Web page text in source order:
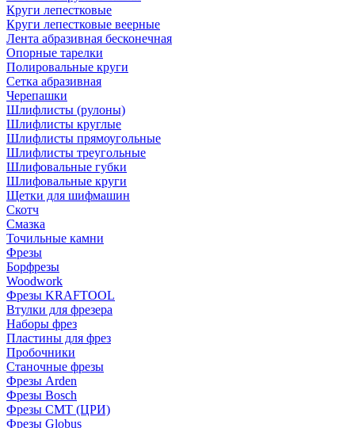
Круги лепестковые
Круги лепестковые веерные
Лента абразивная бесконечная
Опорные тарелки
Полировальные круги
Сетка абразивная
Черепашки
Шлифлисты (рулоны)
Шлифлисты круглые
Шлифлисты прямоугольные
Шлифлисты треугольные
Шлифовальные губки
Шлифовальные круги
Щетки для шифмашин
Скотч
Смазка
Точильные камни
Фрезы
Борфрезы
Woodwork
Фрезы KRAFTOOL
Втулки для фрезера
Наборы фрез
Пластины для фрез
Пробочники
Станочные фрезы
Фрезы Arden
Фрезы Bosch
Фрезы CMT (ЦРИ)
Фрезы Globus